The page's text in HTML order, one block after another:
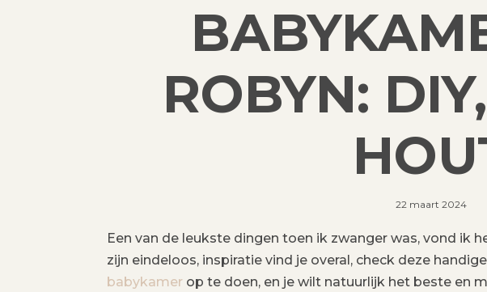
ROBYN:
22 maart 2024
Een van de leukste dingen toen ik zwanger was, vond ik
zijn eindeloos, inspiratie vind je overal, check deze
babykamer op te doen, en je wilt natuurlijk het beste en